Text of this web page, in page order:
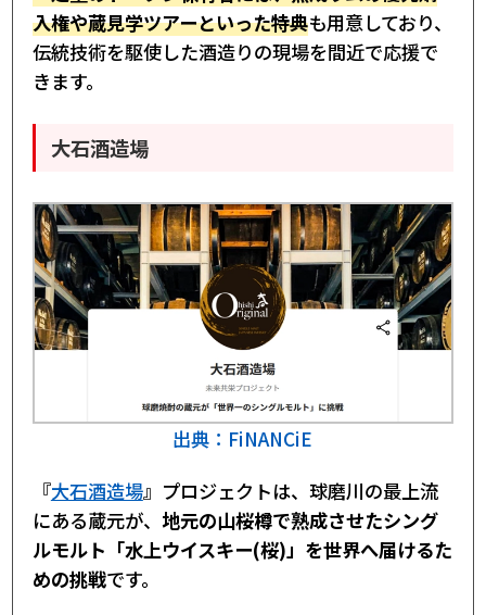
入権や蔵見学ツアーといった特典も用意しており、
伝統技術を駆使した酒造りの現場を間近で応援で
きます。
大石酒造場
出典：FiNANCiE
『大石酒造場』プロジェクトは、球磨川の最上流
にある蔵元が、 地元の山桜樽で熟成させたシング
ルモルト「水上ウイスキー(桜)」を世界へ届けるた
めの挑戦です。